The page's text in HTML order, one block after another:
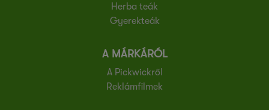
Herba teák
Gyerekteák
A MÁRKÁRÓL
A Pickwickről
Reklámfilmek